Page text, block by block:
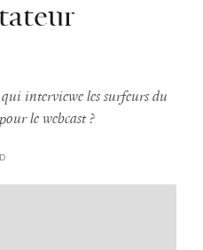
interviewe les surfeurs du
le webcast ?